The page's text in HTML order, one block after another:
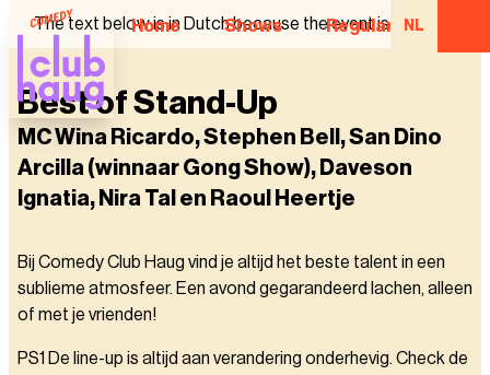
Home Shows Regular NL
The text below is in Dutch because the event is in Dutch.
Best of Stand-Up
MC Wina Ricardo, Stephen Bell, San Dino
Arcilla (winnaar Gong Show), Daveson
Ignatia, Nira Tal en Raoul Heertje
Bij Comedy Club Haug vind je altijd het beste talent in een
sublieme atmosfeer. Een avond gegarandeerd lachen, alleen
of met je vrienden!
PS1 De line-up is altijd aan verandering onderhevig. Check de